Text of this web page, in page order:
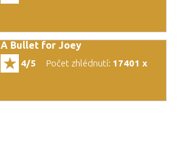
A Bullet for Joey
4/5 Počet zhlédnutí: 17401 x